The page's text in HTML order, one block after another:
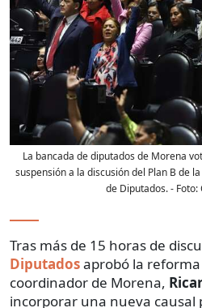
La bancada de diputados de Morena
suspensión a la discusión del Plan B de
de Diputados.- Foto:
Tras más de 15 horas de
Diputadosaprobó la
coordinador de Morena,
incorporar una nueva causal